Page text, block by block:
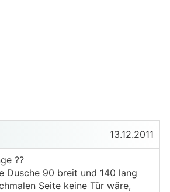
13.12.2011
??
Dusche 90 breit und 140 lang
Seite keine Tür wäre,